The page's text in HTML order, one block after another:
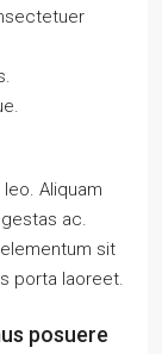
Aliquam
ac.
sit
porta laoreet.
posuere